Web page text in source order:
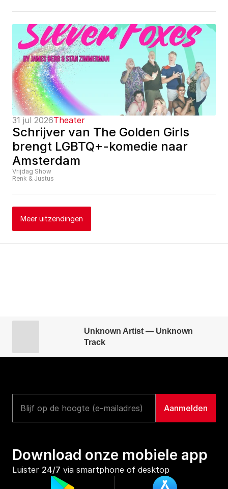
31 jul 2026Theater
Schrijver van The Golden Girls
brengt LGBTQ+-komedie naar
Amsterdam
Vrijdag Show
Renk & Justus
Meer uitzendingen
Unknown Artist — Unknown
Track
Download onze mobiele app
Luister 24/7 via smartphone of desktop